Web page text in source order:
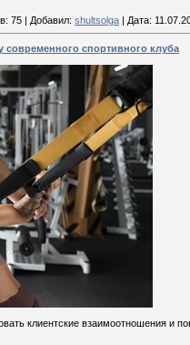
75 | Добавил: shultsolga | Дата:
современного спортивного клуба
клиентские взаимоотношения и